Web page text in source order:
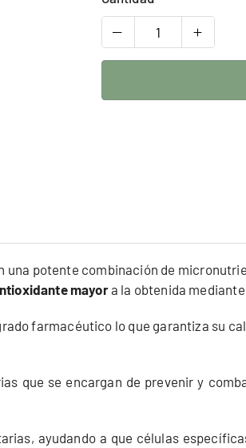
una potente combinación de
mayora la obtenida
farmacéutico lo que garantiza su
que se encargan de prevenir y
ayudando a que células